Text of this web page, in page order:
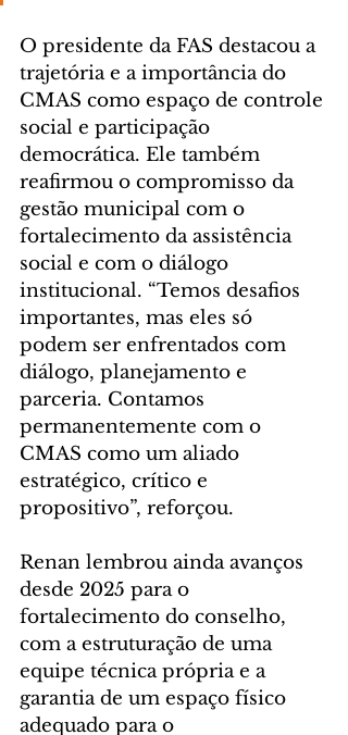
O presidente da FAS destacou a
trajetória e a importância do
CMAS como espaço de controle
social e participação
democrática. Ele também
reafirmou o compromisso da
gestão municipal com o
fortalecimento da assistência
social e com o diálogo
institucional. “Temos desafios
importantes, mas eles só
podem ser enfrentados com
diálogo, planejamento e
parceria. Contamos
permanentemente com o
CMAS como um aliado
estratégico, crítico e
propositivo”, reforçou.
Renan lembrou ainda avanços
desde 2025 para o
fortalecimento do conselho,
com a estruturação de uma
equipe técnica própria e a
garantia de um espaço físico
adequado para o